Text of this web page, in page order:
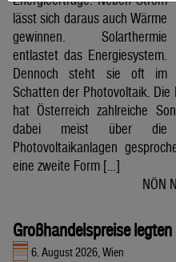
lässt sich daraus auch Wärme
gewinnen. Solarthermie
entlastet das Energiesystem.
Dennoch steht sie oft im
Schatten der Photovoltaik. Die
hat Österreich zahlreiche
dabei meist über die
Photovoltaikanlagen
eine zweite Form […]
NÖN
Großhandelspreise
6. August 2026, Wien